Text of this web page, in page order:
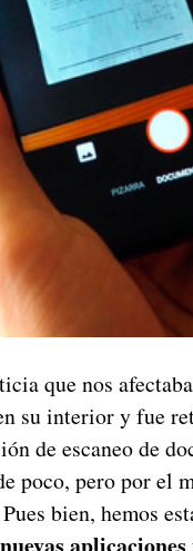
que nos
su interior y fue
de escaneo de
poco, pero por el
bien, hemos